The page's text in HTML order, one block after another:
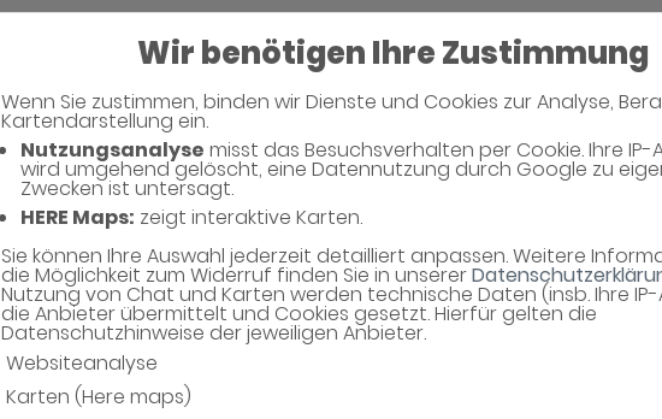
Wir benötigen Ihre Zustimmung
Wenn Sie zustimmen, binden wir Dienste und Cookies zur Analyse,
Kartendarstellung ein.
Nutzungsanalyse misst das Besuchsverhalten per Cookie. Ihre IP-
wird umgehend gelöscht, eine Datennutzung durch Google zu
Zwecken ist untersagt.
HERE Maps: zeigt interaktive Karten.
Sie können Ihre Auswahl jederzeit detailliert anpassen. Weitere
die Möglichkeit zum Widerruf finden Sie in unserer
Nutzung von Chat und Karten werden technische Daten (insb. Ihre
die Anbieter übermittelt und Cookies gesetzt. Hierfür gelten die
Datenschutzhinweise der jeweiligen Anbieter.
Websiteanalyse
Karten (Here maps)